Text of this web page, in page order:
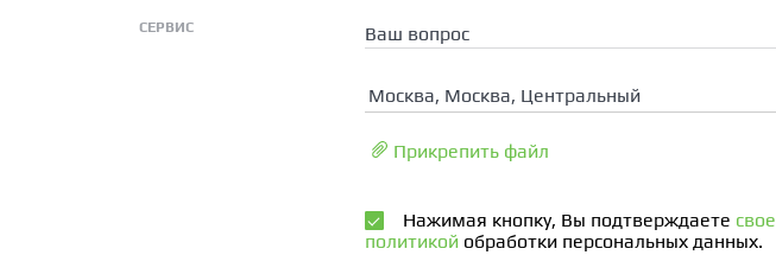
СЕРВИС Ваш вопрос
Москва, Москва, Центральный
Прикрепить файл
Нажимая кнопку, Вы подтверждаете
политикой обработки персональных данных.